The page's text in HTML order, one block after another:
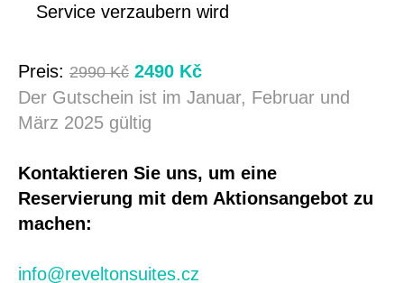
Service verzaubern wird
Preis: 2990 Kč 2490 Kč
Der Gutschein ist im Januar, Februar und
März 2025 gültig
Kontaktieren Sie uns, um eine
Reservierung mit dem Aktionsangebot zu
machen:
info@reveltonsuites.cz